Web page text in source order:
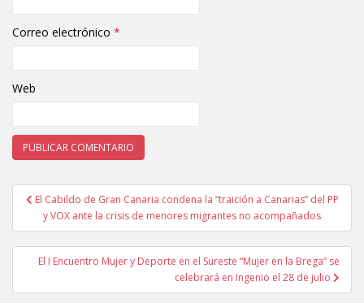
Correo electrónico *
Web
Navegación de entradas
El Cabildo de Gran Canaria condena la “traición a Canarias” del PP
y VOX ante la crisis de menores migrantes no acompañados
El I Encuentro Mujer y Deporte en el Sureste “Mujer en la Brega” se
celebrará en Ingenio el 28 de julio